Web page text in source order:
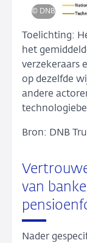
© DNB
Toelichting:
het
verzekeraars
op dezelfde
andere
Bron: DNB
van
Nader